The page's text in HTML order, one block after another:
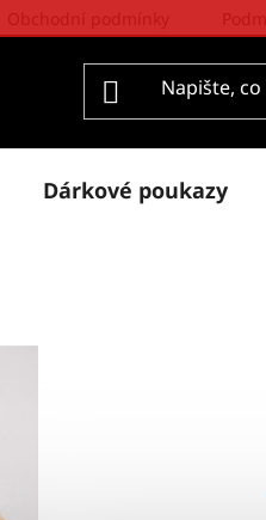
Dárkové poukazy